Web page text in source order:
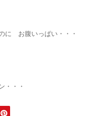
に お腹いっぱい・・・
・・・